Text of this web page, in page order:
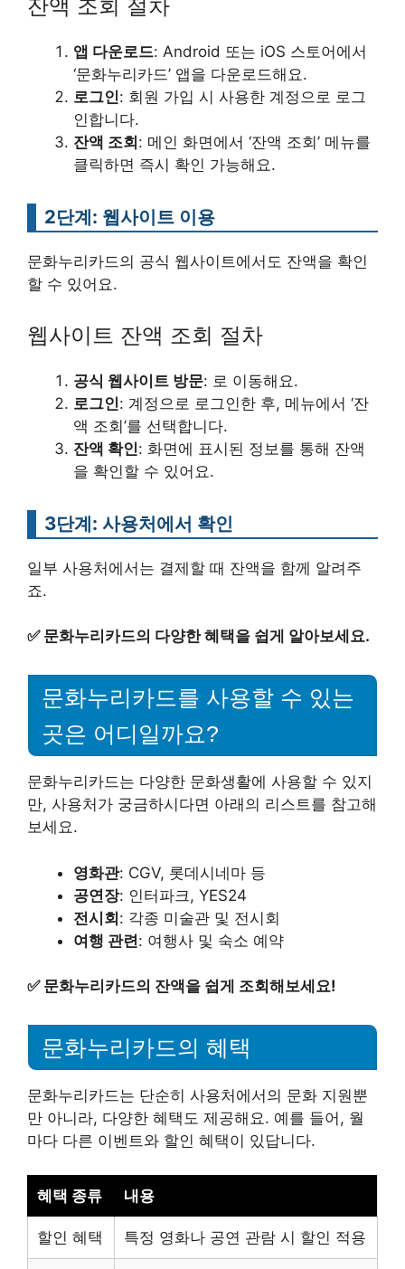
잔액 조회 절차
앱 다운로드: Android 또는 iOS 스토어에서
‘문화누리카드’ 앱을 다운로드해요.
로그인: 회원 가입 시 사용한 계정으로 로그
인합니다.
잔액 조회 : 메인 화면에서 ‘잔액 조회’ 메뉴를
클릭하면 즉시 확인 가능해요.
2단계: 웹사이트 이용
문화누리카드의 공식 웹사이트에서도 잔액을 확인
할 수 있어요.
웹사이트 잔액 조회 절차
공식 웹사이트 방문: 로 이동해요.
로그인: 계정으로 로그인한 후, 메뉴에서 ‘잔
액 조회’를 선택합니다.
잔액 확인: 화면에 표시된 정보를 통해 잔액
을 확인할 수 있어요.
3단계: 사용처에서 확인
일부 사용처에서는 결제할 때 잔액을 함께 알려주
죠.
✅ 문화누리카드의 다양한 혜택을 쉽게 알아보세요.
문화누리카드를 사용할 수 있는
곳은 어디일까요?
문화누리카드는 다양한 문화생활에 사용할 수 있지
만, 사용처가 궁금하시다면 아래의 리스트를 참고해
보세요.
영화관: CGV, 롯데시네마 등
공연장: 인터파크, YES24
전시회: 각종 미술관 및 전시회
여행 관련: 여행사 및 숙소 예약
✅ 문화누리카드의 잔액을 쉽게 조회해보세요!
문화누리카드의 혜택
문화누리카드는 단순히 사용처에서의 문화 지원뿐
만 아니라, 다양한 혜택도 제공해요. 예를 들어, 월
마다 다른 이벤트와 할인 혜택이 있답니다.
혜택 종류 내용
할인 혜택 특정 영화나 공연 관람 시 할인 적용